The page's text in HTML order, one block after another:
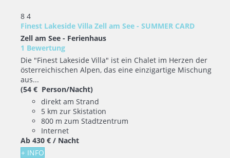
8 4
Finest Lakeside Villa Zell am See - SUMMER CARD
Zell am See - Ferienhaus
1 Bewertung
Die "Finest Lakeside Villa" ist ein Chalet im Herzen der
österreichischen Alpen, das eine einzigartige Mischung
aus...
(54 € Person/Nacht)
direkt am Strand
5 km zur Skistation
800 m zum Stadtzentrum
Internet
Ab 430 € / Nacht
+ INFO